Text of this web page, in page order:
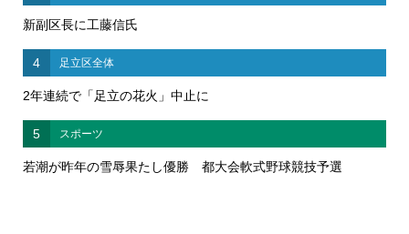
新副区長に工藤信氏
4 足立区全体
2年連続で「足立の花火」中止に
5 スポーツ
若潮が昨年の雪辱果たし優勝 都大会軟式野球競技予選